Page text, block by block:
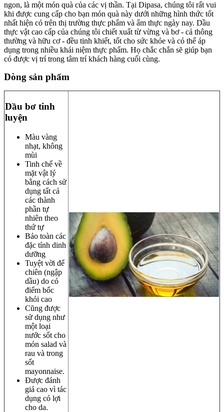
ngon, là một món quà của các vị thần. Tại Dipasa, chúng tôi rất vui
khi được cung cấp cho bạn món quà này dưới những hình thức tốt
nhất hiện có trên thị trường thực phẩm và ẩm thực ngày nay. Dầu
thực vật cao cấp của chúng tôi chiết xuất từ vừng và bơ - cả thông
thường và hữu cơ - đều tinh khiết, tốt cho sức khỏe và có thể áp
dụng trong nhiều khái niệm thực phẩm. Họ chắc chắn sẽ giúp bạn
có được vị trí trong tâm trí khách hàng cuối cùng.
Dòng sản phẩm
Dầu bơ tinh
luyện
Màu vàng
nhạt, không
mùi
Tinh chế về
mặt vật lý
bằng cách sử
dụng tất cả
các thành
phần tự
nhiên theo
thứ tự
Bảo toàn các
đặc tính dinh
dưỡng
Tuyệt vời để
chiên (ngập
dầu) do có
điểm bốc
khói cao
Cũng được
sử dụng như
một loại
nước sốt cho
món salad và
rau và trong
sốt
mayonnaise.
Được đánh
giá cao vì tác
dụng có lợi
cho da.